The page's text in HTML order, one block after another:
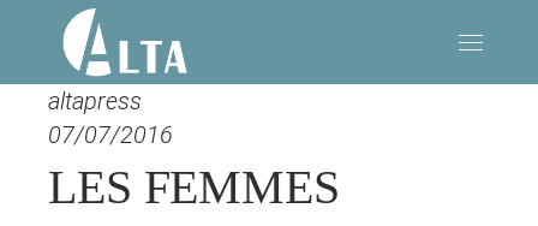
altapress
07/07/2016
LES FEMMES